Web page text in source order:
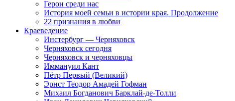
Герои среди нас
История моей семьи в истории края. Продолжение
22 признания в любви
Краеведение
Инстербург — Черняховск
Черняховск сегодня
Черняховск и черняховцы
Иммануил Кант
Пётр Первый (Великий)
Эрнст Теодор Амадей Гофман
Михаил Богданович Барклай-де-Толли